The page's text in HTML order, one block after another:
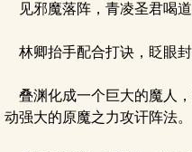
见邪魔落阵，青凌圣君喝
林卿抬手配合打诀，眨眼封
叠渊化成一个巨大的魔人
动强大的原魔之力攻讦阵法。